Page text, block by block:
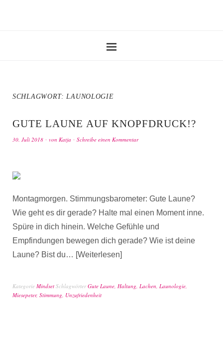
SCHLAGWORT:LAUNOLOGIE
GUTE LAUNE AUF KNOPFDRUCK!?
30. Juli 2018 von Katja Schreibe einen Kommentar
Montagmorgen. Stimmungsbarometer: Gute Laune?
Wie geht es dir gerade? Halte mal einen Moment inne.
Spüre in dich hinein. Welche Gefühle und
Empfindungen bewegen dich gerade? Wie ist deine
Laune? Bist du… Weiterlesen
Kategorie Mindset SchlagwörterGute Laune, Haltung, Lachen, Launologie,
Miesepeter, Stimmung, Unzufriedenheit